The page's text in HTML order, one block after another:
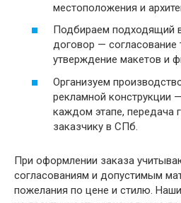
местоположения и
Подбираем подходящий
договор — согласование
утверждение макетов и
Организуем
рекламной конструкции
каждом этапе, передача
заказчику в СПб.
При оформлении заказа
согласованиям и допустимым
пожелания по цене и стилю.